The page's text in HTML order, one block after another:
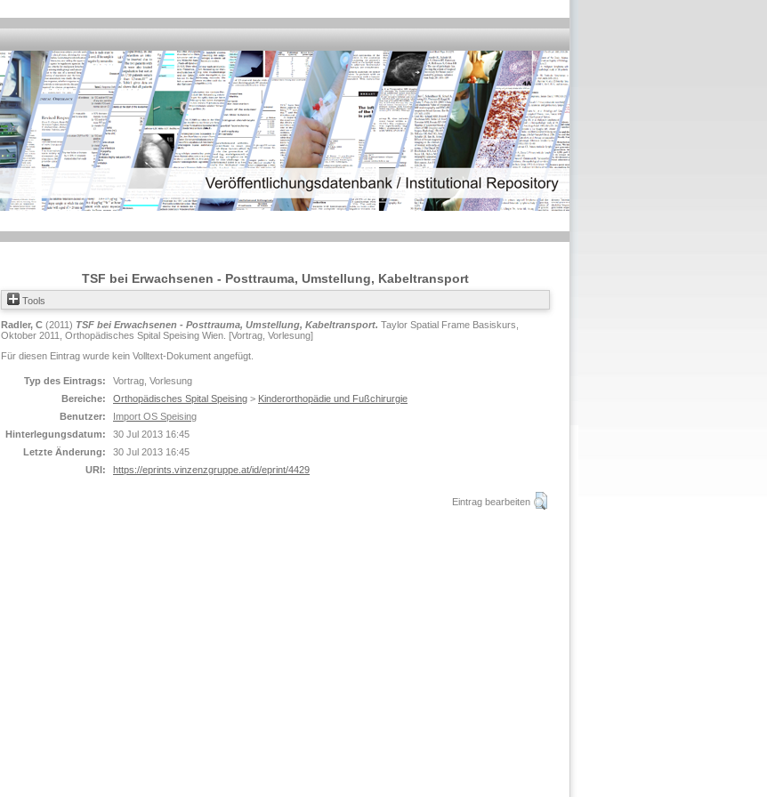
TSF bei Erwachsenen - Posttrauma, Umstellung, Kabeltransport
Tools
Radler, C (2011) TSF bei Erwachsenen - Posttrauma, Umstellung, Kabeltransport. Taylor Spatial Frame Basiskurs,
Oktober 2011, Orthopädisches Spital Speising Wien. [Vortrag, Vorlesung]
Für diesen Eintrag wurde kein Volltext-Dokument angefügt.
Typ des Eintrags:
Vortrag, Vorlesung
Bereiche:
Orthopädisches Spital Speising > Kinderorthopädie und Fußchirurgie
Benutzer:
Import OS Speising
Hinterlegungsdatum:
30 Jul 2013 16:45
Letzte Änderung:
30 Jul 2013 16:45
URI:
https://eprints.vinzenzgruppe.at/id/eprint/4429
Eintrag bearbeiten